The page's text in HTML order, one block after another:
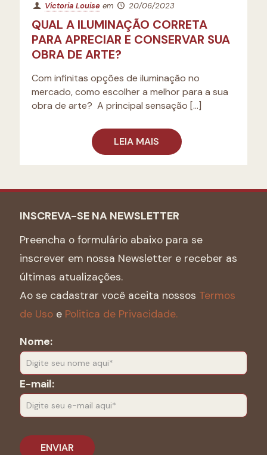
Victoria Louise em 20/06/2023
QUAL A ILUMINAÇÃO CORRETA
PARA APRECIAR E CONSERVAR SUA
OBRA DE ARTE?
Com infinitas opções de iluminação no
mercado, como escolher a melhor para a sua
obra de arte? A principal sensação […]
LEIA MAIS
INSCREVA-SE NA NEWSLETTER
Preencha o formulário abaixo para se
inscrever em nossa Newsletter e receber as
últimas atualizações.
Ao se cadastrar você aceita nossos Termos
de Uso e Politica de Privacidade.
Nome:
E-mail: